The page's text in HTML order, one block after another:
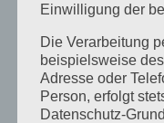
BUCHUNG
Einwilligung der
Die Verarbeitung
beispielsweise
Adresse oder
Person, erfolgt
Datenschutz-